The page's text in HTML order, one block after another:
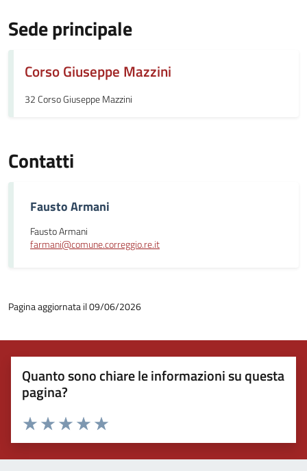
Sede principale
Corso Giuseppe Mazzini
32 Corso Giuseppe Mazzini
Contatti
Fausto Armani
Fausto Armani
farmani@comune.correggio.re.it
Pagina aggiornata il 09/06/2026
Quanto sono chiare le informazioni su questa
pagina?
Valuta 5 stelle su 5
Valuta 4 stelle su 5
Valuta 3 stelle su 5
Valuta 2 stelle su 5
Valuta 1 stelle su 5